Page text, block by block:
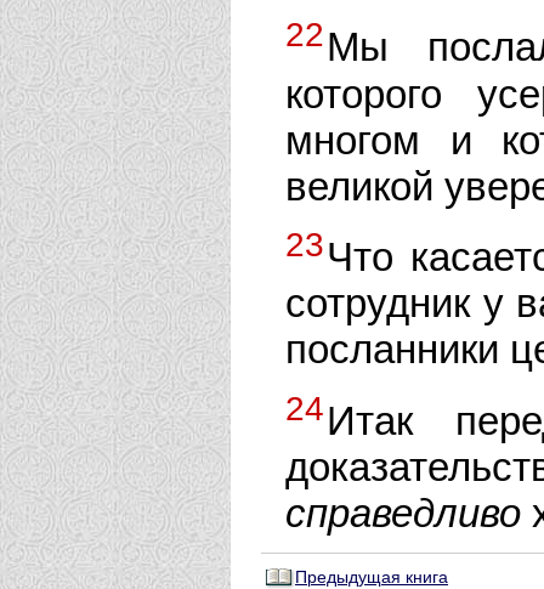
22Мы
которого
многом и
великой
23Что
сотрудник у
посланники
24Итак
справедливо
Предыдущая книга